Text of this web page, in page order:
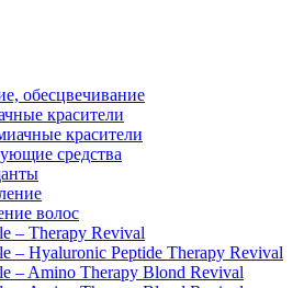
обесцвечивание
красители
красители
средства
волос
– Therapy Revival
– Hyaluronic Peptide Therapy Revival
– Amino Therapy Blond Revival